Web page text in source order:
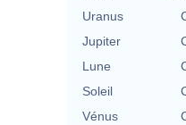
Uranus
Jupiter
Lune
Soleil
Vénus